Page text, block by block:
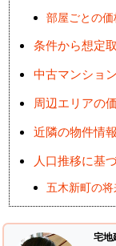
部屋ごとの
条件から想定
中古マンショ
周辺エリアの
近隣の物件情報
人口推移に基
五木新町の
宅地